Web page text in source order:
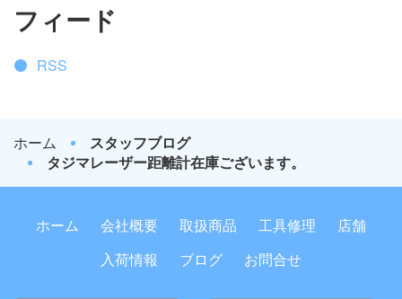
フィード
RSS
ホーム
スタッフブログ
タジマレーザー距離計在庫ございます。
ホーム 会社概要 取扱商品 工具修理
店舗
入荷情報
ブログ お問合せ